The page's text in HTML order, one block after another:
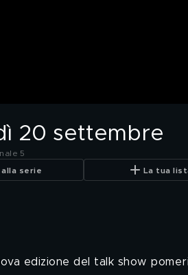
20 settembre
5
alla serie La tua
edizione del talk show